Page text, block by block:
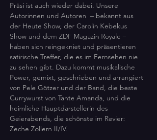
Präsi ist auch wieder dabei. Unsere
Autorinnen und Autoren  – bekannt aus
der Heute Show, der Carolin Kebekus
Show und dem ZDF Magazin Royale –
haben sich reingekniet und präsentieren
satirische Treffer, die es im Fernsehen nie
zu sehen gibt. Dazu kommt musikalische
Power, gemixt, geschrieben und arrangiert
von Pele Götzer und der Band, die beste
Currywurst von Tante Amanda, und die
heimliche Hauptdarstellerin des
Geierabends, die schönste im Revier:
Zeche Zollern II/IV.